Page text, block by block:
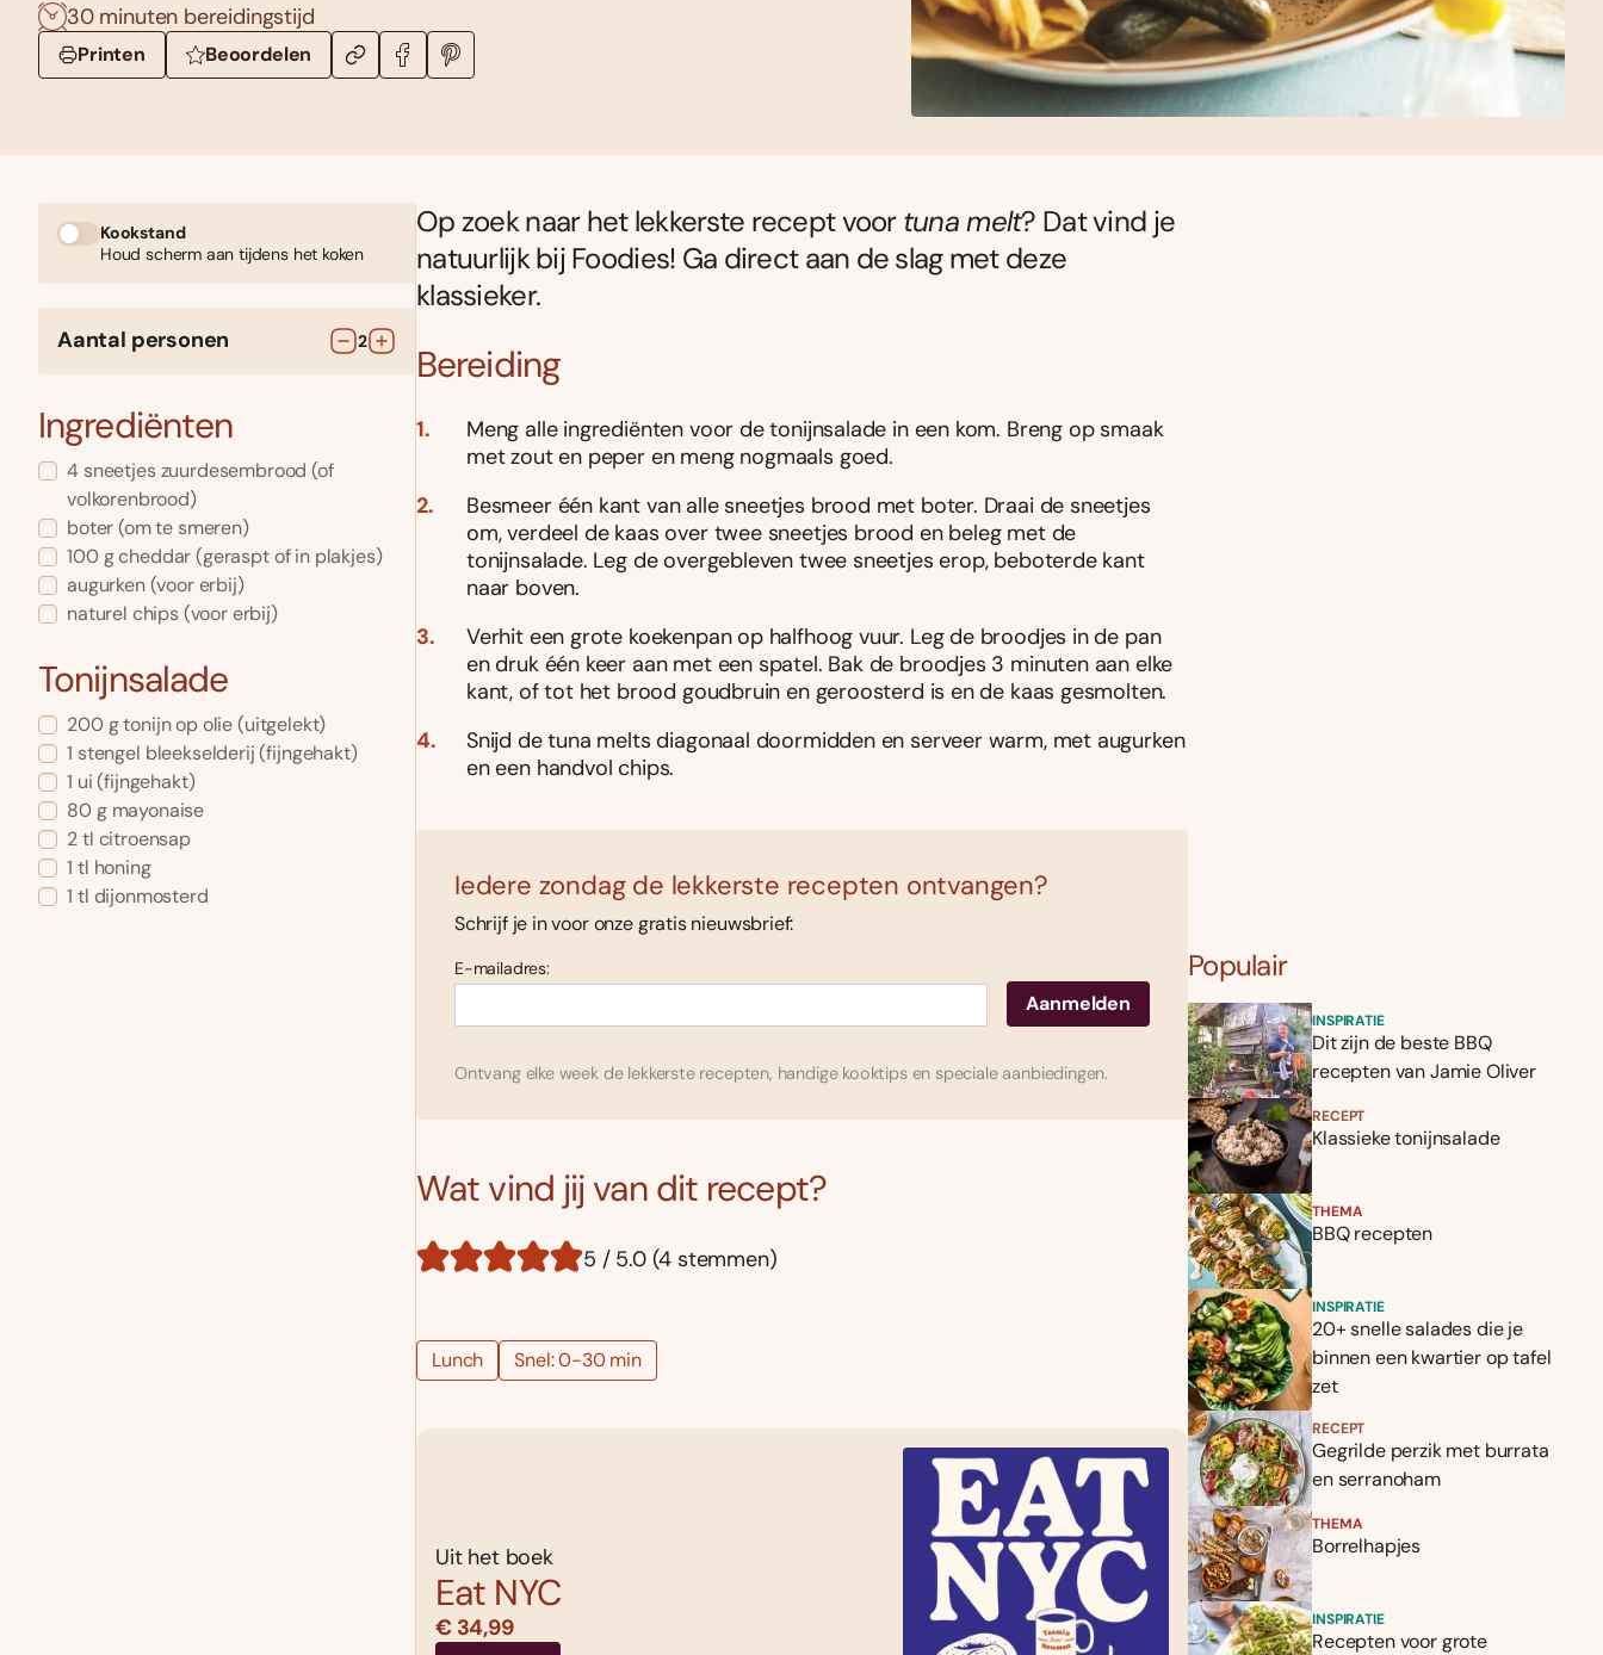
30 minuten bereidingstijd
Printen Beoordelen
Kookstand
Houd scherm aan tijdens het koken
Aantal personen 2
Ingrediënten
4 sneetjes zuurdesembrood (of
volkorenbrood)
boter(om te smeren)
100 gcheddar(geraspt of in plakjes)
augurken(voor erbij)
naturel chips(voor erbij)
Tonijnsalade
200 gtonijn op olie(uitgelekt)
1 stengel bleekselderij(fijngehakt)
1 ui(fijngehakt)
80 g mayonaise
2tl citroensap
1 tl honing
1 tl dijonmosterd
Op zoek naar het lekkerste recept voortuna melt? Dat vind je
natuurlijk bij Foodies! Ga direct aan de slag met deze
klassieker.
Bereiding
Meng alle ingrediënten voor de tonijnsalade in een kom. Breng op smaak
met zout en peper en meng nogmaals goed.
Besmeer één kant van alle sneetjes brood met boter. Draai de sneetjes
om, verdeel de kaas over twee sneetjes brood en beleg met de
tonijnsalade. Leg de overgebleven twee sneetjes erop, beboterde kant
naar boven.
Verhit een grote koekenpan op halfhoog vuur. Leg de broodjes in de pan
en druk één keer aan met een spatel. Bak de broodjes 3 minuten aan elke
kant, of tot het brood goudbruin en geroosterd is en de kaas gesmolten.
Snijd de tuna melts diagonaal doormidden en serveer warm, met augurken
en een handvol chips.
Iedere zondag de lekkerste recepten ontvangen?
Schrijf je in voor onze gratis nieuwsbrief:
E-mailadres:
Ontvang elke week de lekkerste recepten, handige kooktips en speciale aanbiedingen.
Wat vind jij van dit recept?
5 / 5.0 (4 stemmen)
Lunch Snel: 0-30 min
Uit het boek
Eat NYC
€ 34,99
Populair
INSPIRATIE
Dit zijn de beste BBQ
recepten van Jamie Oliver
RECEPT
Klassieke tonijnsalade
THEMA
BBQ recepten
INSPIRATIE
20+ snelle salades die je
binnen een kwartier op tafel
zet
RECEPT
Gegrilde perzik met burrata
en serranoham
THEMA
Borrelhapjes
INSPIRATIE
Recepten voor grote